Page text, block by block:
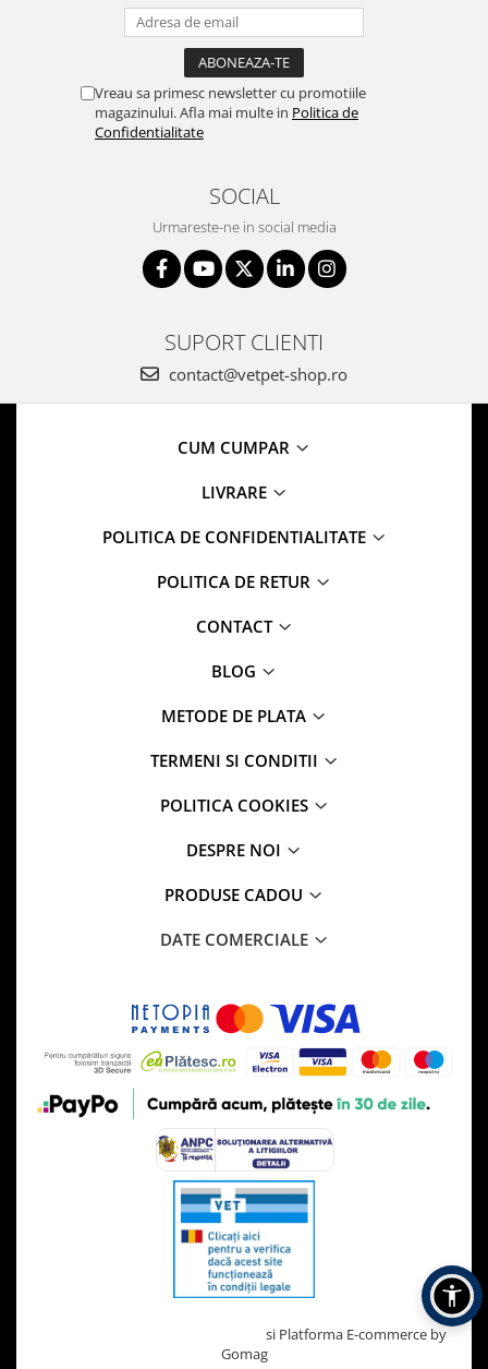
Vreau sa primesc newsletter cu promotiile
magazinului. Afla mai multe in Politica de
Confidentialitate
SOCIAL
Urmareste-ne in social media
SUPORT CLIENTI
contact@vetpet-shop.ro
CUM CUMPAR
LIVRARE
POLITICA DE CONFIDENTIALITATE
POLITICA DE RETUR
CONTACT
BLOG
METODE DE PLATA
TERMENI SI CONDITII
POLITICA COOKIES
DESPRE NOI
PRODUSE CADOU
DATE COMERCIALE
si Platforma E-commerce by
Gomag